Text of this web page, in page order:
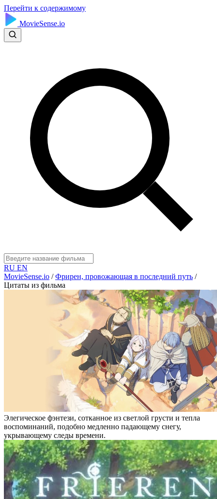
Перейти к содержимому
MovieSense.io
RU EN
MovieSense.io / Фрирен, провожающая в последний путь /
Цитаты из фильма
Элегическое фэнтези, сотканное из светлой грусти и тепла
воспоминаний, подобно медленно падающему снегу,
укрывающему следы времени.